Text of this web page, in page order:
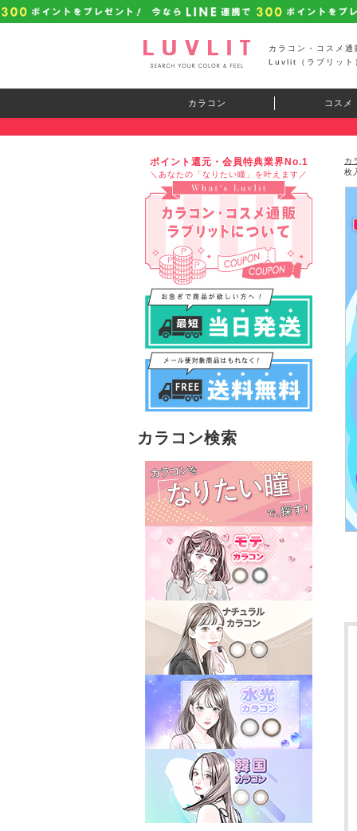
カラコン・コスメ通
Luvlit（ラブリット
カラコン コスメ
ポイント還元・会員特典業界No.1
＼あなたの「なりたい瞳」を叶えます／
カラコン検索
カ
枚